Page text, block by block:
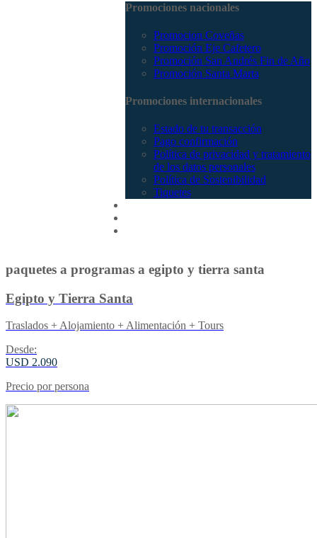
Promociones nacionales
Promocion Coveñas
Promoción Eje Cafetero
Promoción San Andrés Fin de Año
Promoción Santa Marta
Promociones internacionales
Estado de tu transacción
Pago confirmación
Política de privacidad y tratamiento
de los datos personales
Política de Sostenibilidad
Tiquetes
paquetes a programas a egipto y tierra santa
Egipto y Tierra Santa
Traslados + Alojamiento + Alimentación + Tours
Desde:
USD 2.090
Precio por persona